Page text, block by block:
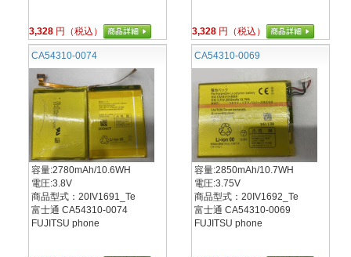
3,328 円（税込） 3,328 円（税込）
CA54310-0074
容量:2780mAh/10.6WH
電圧:3.8V
商品型式：20IV1691_Te
富士通 CA54310-0074
FUJITSU phone
CA54310-0069
容量:2850mAh/10.7WH
電圧:3.75V
商品型式：20IV1692_Te
富士通 CA54310-0069
FUJITSU phone